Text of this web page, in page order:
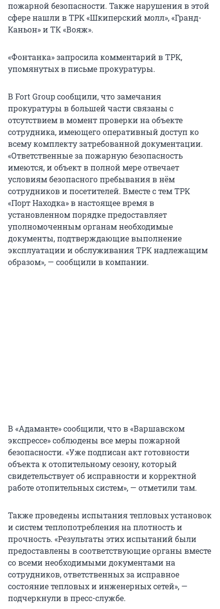
пожарной безопасности. Также нарушения в этой
сфере нашли в ТРК «Шкиперский молл», «Гранд-
Каньон» и ТК «Вояж».
«Фонтанка» запросила комментарий в ТРК,
упомянутых в письме прокуратуры.
В Fort Group сообщили, что замечания
прокуратуры в большей части связаны с
отсутствием в момент проверки на объекте
сотрудника, имеющего оперативный доступ ко
всему комплекту затребованной документации.
«Ответственные за пожарную безопасность
имеются, и объект в полной мере отвечает
условиям безопасного пребывания в нём
сотрудников и посетителей. Вместе с тем ТРК
«Порт Находка» в настоящее время в
установленном порядке предоставляет
уполномоченным органам необходимые
документы, подтверждающие выполнение
эксплуатации и обслуживания ТРК надлежащим
образом», — сообщили в компании.
В «Адаманте» сообщили, что в «Варшавском
экспрессе» соблюдены все меры пожарной
безопасности. «Уже подписан акт готовности
объекта к отопительному сезону, который
свидетельствует об исправности и корректной
работе отопительных систем», — отметили там.
Также проведены испытания тепловых установок
и систем теплопотребления на плотность и
прочность. «Результаты этих испытаний были
предоставлены в соответствующие органы вместе
со всеми необходимыми документами на
сотрудников, ответственных за исправное
состояние тепловых и инженерных сетей», —
подчеркнули в пресс-службе.